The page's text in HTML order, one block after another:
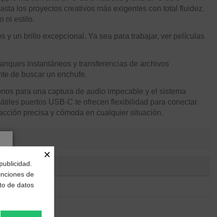
los proyectos creativos más exigentes con total fluidez.
ni estilo.
y un brillo excepcional. Ya sea para trabajar, ver películas
instantáneos y transferencias de archivos
de buscar un enchufe.
para una captura de audio impecable y el sistema
puertos USB-C te ofrecen flexibilidad para conectar
precisa y cómoda en cualquier situación.
×
de
de datos